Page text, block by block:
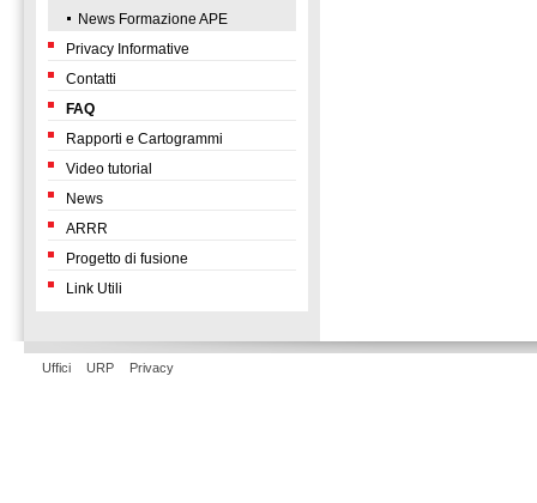
News Formazione APE
Privacy Informative
Contatti
FAQ
Rapporti e Cartogrammi
Video tutorial
News
ARRR
Progetto di fusione
Link Utili
Uffici URP Privacy